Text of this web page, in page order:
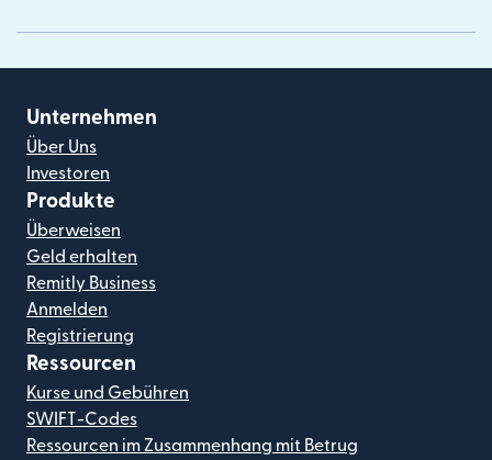
Unternehmen
Über Uns
Investoren
Produkte
Überweisen
Geld erhalten
Remitly Business
Anmelden
Registrierung
Ressourcen
Kurse und Gebühren
SWIFT-Codes
Ressourcen im Zusammenhang mit Betrug